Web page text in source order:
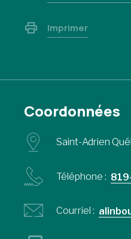
Imprimer
Coordonnées
Saint-Adrien
Téléphone :
Courriel :